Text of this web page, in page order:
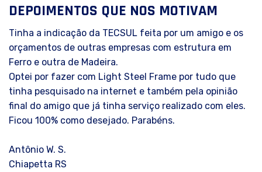
DEPOIMENTOS QUE NOS MOTIVAM
Tinha a indicação da TECSUL feita por um amigo e os
orçamentos de outras empresas com estrutura em
Ferro e outra de Madeira.
Optei por fazer com Light Steel Frame por tudo que
tinha pesquisado na internet e também pela opinião
final do amigo que já tinha serviço realizado com eles.
Ficou 100% como desejado. Parabéns.
Antônio W. S.
Chiapetta RS